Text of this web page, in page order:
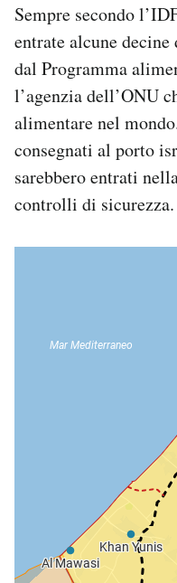
Sempre secondo
entrate alcune
dal Programma
l’agenzia dell’ONU
alimentare nel
consegnati al porto
sarebbero entrati
controlli di sicurezza.